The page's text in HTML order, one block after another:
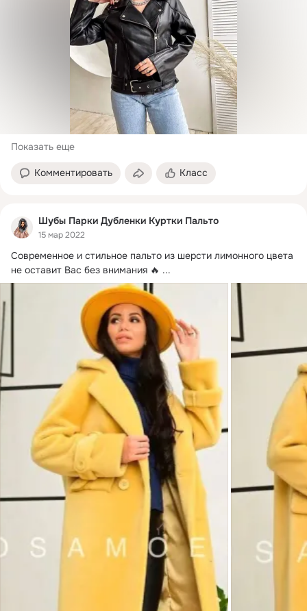
Показать еще
Комментировать Класс
Шубы Парки Дубленки Куртки Пальто
15 мар 2022
Современное и стильное пальто из шерсти лимонного цвета
не оставит Вас без внимания 🔥 ...